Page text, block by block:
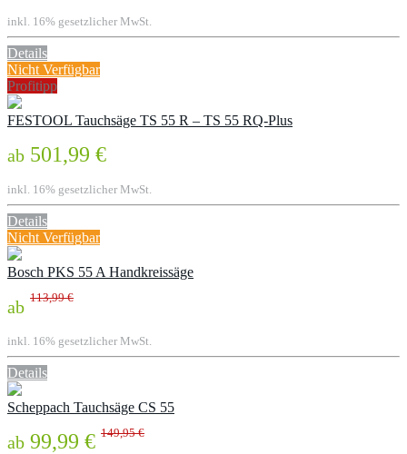
inkl. 16% gesetzlicher MwSt.
Details
Nicht Verfügbar
Profitipp
FESTOOL Tauchsäge TS 55 R – TS 55 RQ-Plus
ab 501,99 €
inkl. 16% gesetzlicher MwSt.
Details
Nicht Verfügbar
Bosch PKS 55 A Handkreissäge
ab 113,99 €
inkl. 16% gesetzlicher MwSt.
Details
Scheppach Tauchsäge CS 55
ab 99,99 € 149,95 €